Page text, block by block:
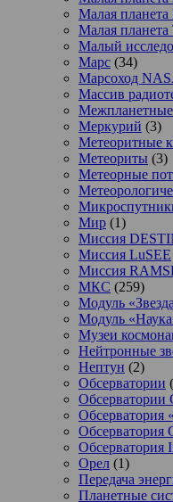
Малая планета
Малая планета
Малый
Марс (34)
Марсоход
Массив
Межпланетные
Меркурий (3)
Метеоритные
Метеориты (3)
Метеорные
Мир (1)
Миссия
Миссия LuSEE
Миссия
МКС (259)
Модуль
Модуль
Музеи
Нейтронные
Нептун (2)
Обсерватории
Обсерватории
Обсерватория
Обсерватория
Обсерватория
Орел (1)
Передача
Планетные